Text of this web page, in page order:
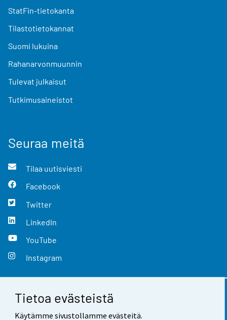
Tietoa evästeistä
Käytämme sivustollamme evästeitä.
StatFin-tietokanta
Tilastotietokannat
Suomi lukuina
Rahanarvonmuunnin
Tulevat julkaisut
Tutkimusaineistot
Seuraa meitä
Tilaa uutisviesti
Facebook
Twitter
LinkedIn
YouTube
Instagram
Yhteystiedot